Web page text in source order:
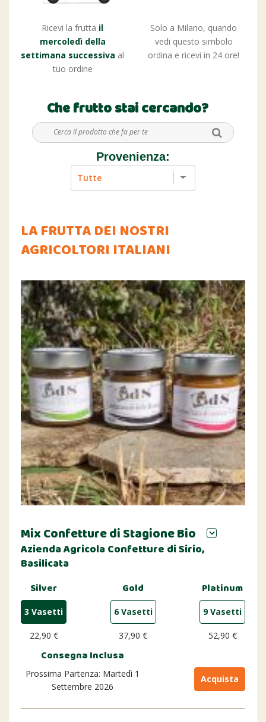
Ricevi la frutta il
mercoledì della
settimana successiva al
tuo ordine
Solo a Milano, quando
vedi questo simbolo
ordina e ricevi in 24 ore!
Che frutto stai cercando?
Provenienza:
LA FRUTTA DEI NOSTRI
AGRICOLTORI ITALIANI
Mix Confetture di Stagione Bio
Azienda Agricola Confetture di Sirio,
Basilicata
Silver
3 Vasetti
22,90 €
Gold
6 Vasetti
37,90 €
Platinum
9 Vasetti
52,90 €
Consegna Inclusa
Prossima Partenza: Martedì 1
Settembre 2026
Acquista